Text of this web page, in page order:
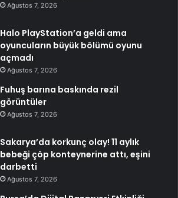
Ağustos 7, 2026
Halo PlayStation’a geldi ama
oyuncuların büyük bölümü oyunu
açmadı
Ağustos 7, 2026
Fuhuş barına baskında rezil
görüntüler
Ağustos 7, 2026
Sakarya’da korkunç olay! 11 aylık
bebeği çöp konteynerine attı, eşini
darbetti
Ağustos 7, 2026